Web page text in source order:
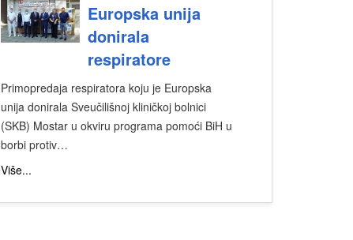
Europska unija
donirala
respiratore
Primopredaja respiratora koju je Europska
unija donirala Sveučilišnoj kliničkoj bolnici
(SKB) Mostar u okviru programa pomoći BiH u
borbi protiv…
Više...